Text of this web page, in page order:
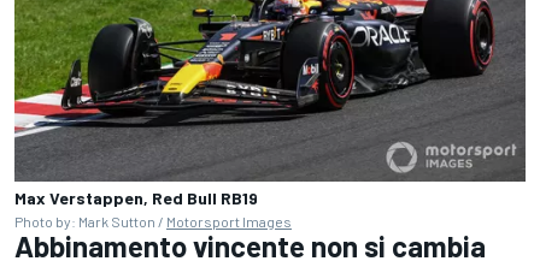
Max Verstappen, Red Bull RB19
Photo by: Mark Sutton / Motorsport Images
Abbinamento vincente non si cambia